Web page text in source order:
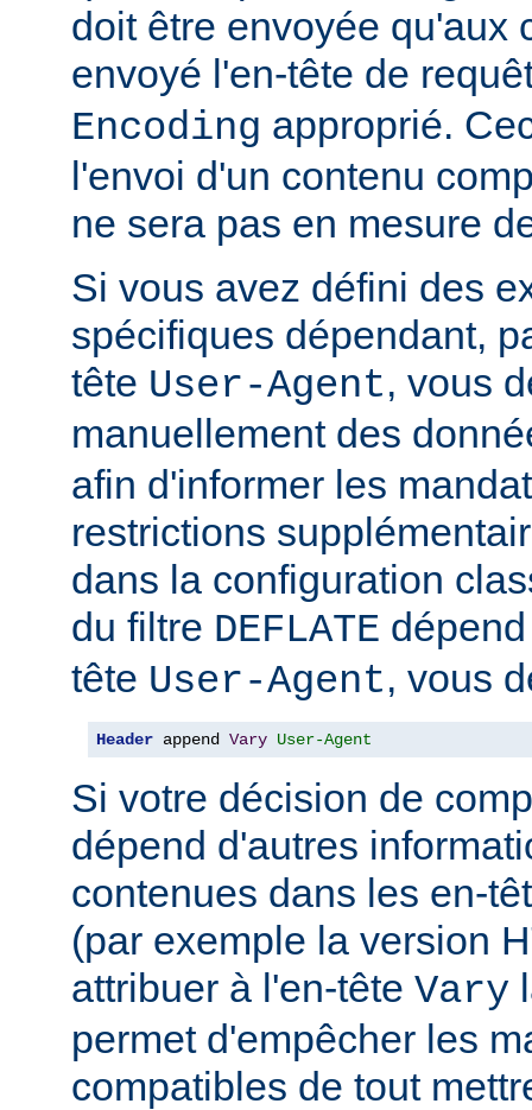
doit être envoyée qu'aux
envoyé l'en-tête de
Encoding approprié.
l'envoi d'un contenu
ne sera pas en mesure
Si vous avez défini des
spécifiques dépendant,
tête User-Agent, vous
manuellement des
afin d'informer les
restrictions
dans la configuration
du filtre DEFLATE
tête User-Agent, vous
Header append Vary User-Agent
Si votre décision de
dépend d'autres
contenues dans les en-
(par exemple la version
attribuer à l'en-tête Vary
permet d'empêcher les
compatibles de tout